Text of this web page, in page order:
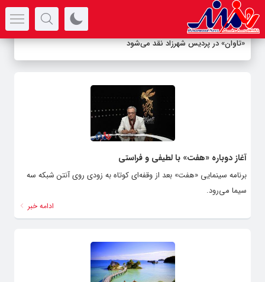
«تاوان» در پردیس شهرزاد نقد می‌شود
آغاز دوباره «هفت» با لطیفی و فراستی
برنامه سینمایی «هفت» بعد از وقفه‌ای کوتاه به زودی روی آنتن شبکه سه
سیما می‌رود.
ادامه خبر